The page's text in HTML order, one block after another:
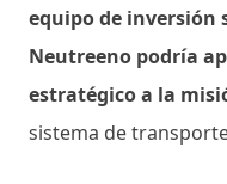
equipo de inversión
Neutreeno podría
estratégico a la
sistema de